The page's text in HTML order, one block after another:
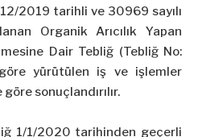
2019 tarihli ve 30969 sayılı
Organik Arıcılık Yapan
Dair Tebliğ (Tebliğ No:
yürütülen iş ve işlemler
sonuçlandırılır.
1/1/2020 tarihinden geçerli